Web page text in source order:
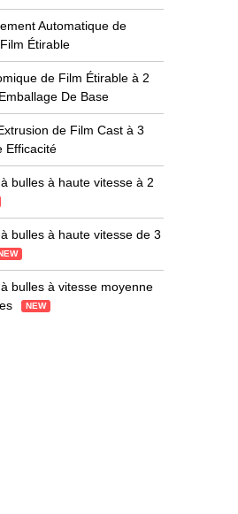
Automatique de
Étirable
de Film Étirable à 2
De Base
de Film Cast à 3
Efficacité
bulles à haute vitesse à 2
bulles à haute vitesse de 3
bulles à vitesse moyenne
NEW